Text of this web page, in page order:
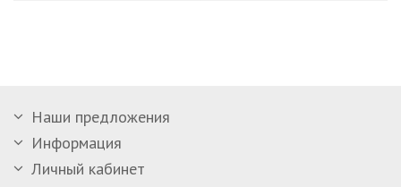
Наши предложения
Информация
Личный кабинет